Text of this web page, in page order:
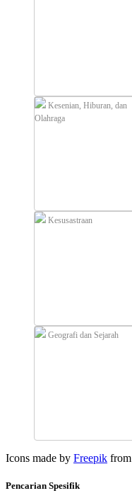
Kesenian, Hiburan, dan
Olahraga
Kesusastraan
Geografi dan Sejarah
Icons made by Freepik from
Pencarian Spesifik